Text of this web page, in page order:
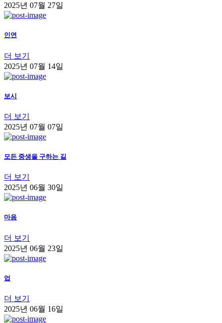
2025년 07월 27일
인연
더 보기
2025년 07월 14일
보시
더 보기
2025년 07월 07일
모든 중생을 구하는 길
더 보기
2025년 06월 30일
마음
더 보기
2025년 06월 23일
업
더 보기
2025년 06월 16일